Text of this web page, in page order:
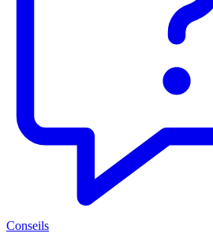
Conseils